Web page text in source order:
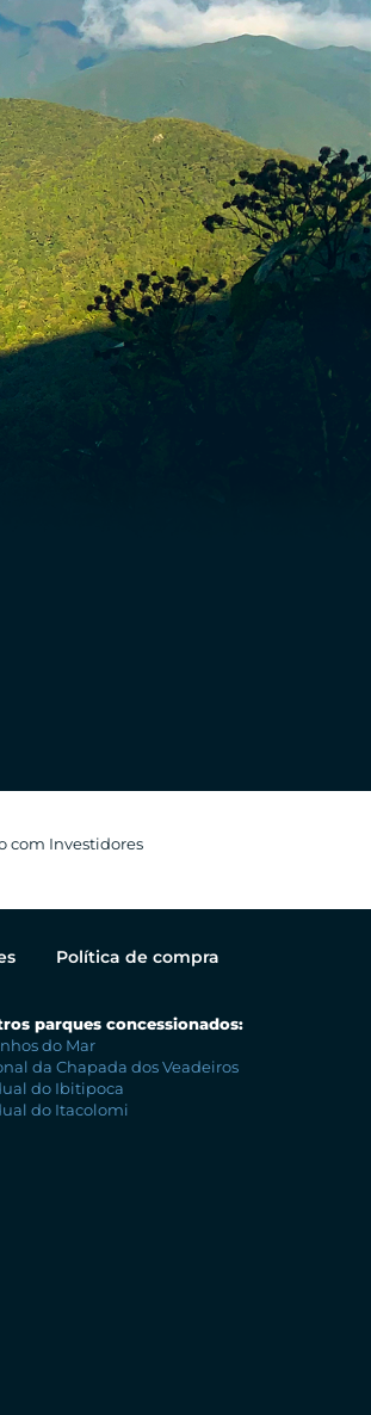
com Investidores
Política de compra
parques concessionados:
do Mar
da Chapada dos Veadeiros
do Ibitipoca
do Itacolomi